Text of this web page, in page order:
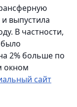
и выпустила
В частности,
2% больше по
окном
сайт